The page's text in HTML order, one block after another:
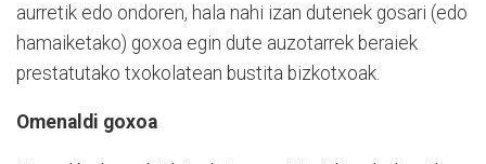
aurretik edo ondoren, hala nahi izan dutenek gosari (edo
hamaiketako) goxoa egin dute auzotarrek beraiek
prestatutako txokolatean bustita bizkotxoak.
Omenaldi goxoa